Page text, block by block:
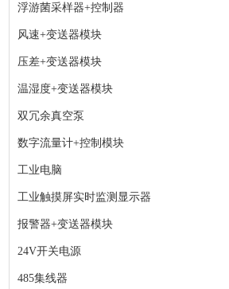
浮游菌采样器+控制器
风速+变送器模块
压差+变送器模块
温湿度+变送器模块
双冗余真空泵
数字流量计+控制模块
工业电脑
工业触摸屏实时监测显示器
报警器+变送器模块
24V开关电源
485集线器